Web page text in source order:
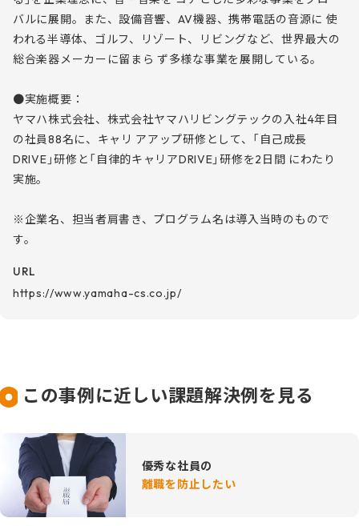
バルに展開。また、設備音響、AV機器、携帯電話の音源に 使
われる半導体、ゴルフ、リゾート、リビングなど、世界最大の
総合楽器メーカーに留まら ず多様な事業を展開している。
●実施概要：
ヤマハ株式会社、株式会社ヤマハリビングテックの入社4年目
の社員88名に、キャリ アアップ研修として、「自己成長
DRIVE」研修と「自律的キャリアDRIVE」研修を2日間 にわたり
実施。
※企業名、担当者肩書き、プログラム名は導入当時のもので
す。
URL
https://www.yamaha-cs.co.jp/
この事例に近しい課題解決例を見る
優秀な社員の
離職を防止したい